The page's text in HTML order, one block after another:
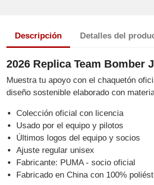
Descripción Detalles del
2026 Replica Team Bomber
Muestra tu apoyo con el chaquetón
diseño sostenible elaborado con
Colección oficial con licencia
Usado por el equipo y pilotos
Últimos logos del equipo y socios
Ajuste regular unisex
Fabricante: PUMA - socio oficial
Fabricado en China con 100%